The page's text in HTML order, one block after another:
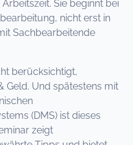
Sie beginnt bei
nicht erst in
Sachbearbeitende
berücksichtigt,
Geld. Und spätestens mit
(DMS) ist dieses
zeigt